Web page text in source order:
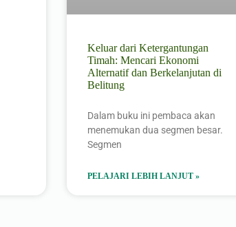
Keluar dari Ketergantungan
Timah: Mencari Ekonomi
Alternatif dan Berkelanjutan di
Belitung
Dalam buku ini pembaca akan
menemukan dua segmen besar.
Segmen
PELAJARI LEBIH LANJUT »